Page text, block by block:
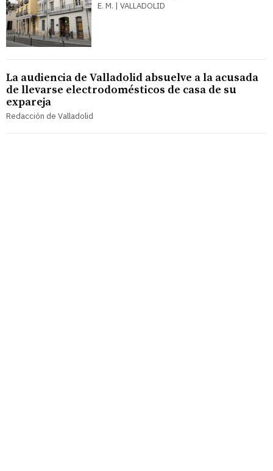
E. M. | VALLADOLID
La audiencia de Valladolid absuelve a la acusada
de llevarse electrodomésticos de casa de su
expareja
Redacción de Valladolid